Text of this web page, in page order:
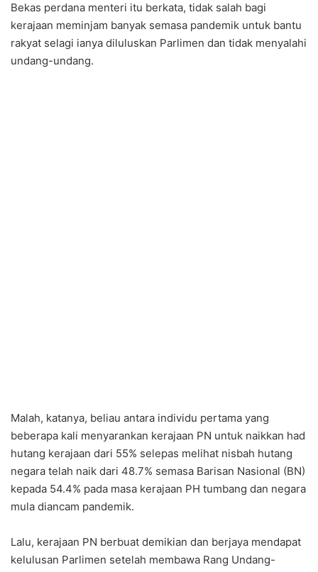
Bekas perdana menteri itu berkata, tidak salah bagi
kerajaan meminjam banyak semasa pandemik untuk bantu
rakyat selagi ianya diluluskan Parlimen dan tidak menyalahi
undang-undang.
Malah, katanya, beliau antara individu pertama yang
beberapa kali menyarankan kerajaan PN untuk naikkan had
hutang kerajaan dari 55% selepas melihat nisbah hutang
negara telah naik dari 48.7% semasa Barisan Nasional (BN)
kepada 54.4% pada masa kerajaan PH tumbang dan negara
mula diancam pandemik.
Lalu, kerajaan PN berbuat demikian dan berjaya mendapat
kelulusan Parlimen setelah membawa Rang Undang-